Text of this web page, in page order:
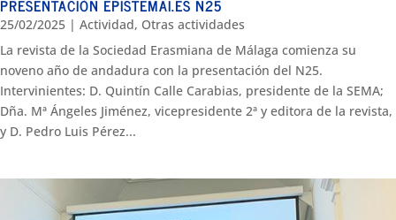
PRESENTACIÓN EPISTEMAI.ES N25
25/02/2025 | Actividad, Otras actividades
La revista de la Sociedad Erasmiana de Málaga comienza su
noveno año de andadura con la presentación del N25.
Intervinientes: D. Quintín Calle Carabias, presidente de la SEMA;
Dña. Mª Ángeles Jiménez, vicepresidente 2ª y editora de la revista,
y D. Pedro Luis Pérez...